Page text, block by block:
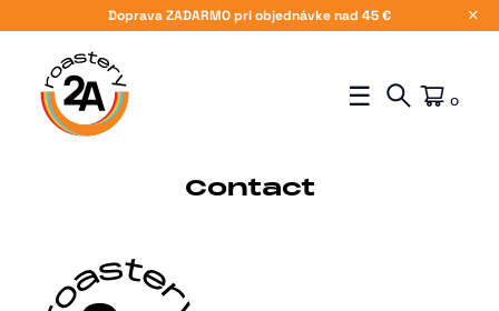
Doprava ZADARMO pri objednávke nad 45 € X
☰ 0
Contact